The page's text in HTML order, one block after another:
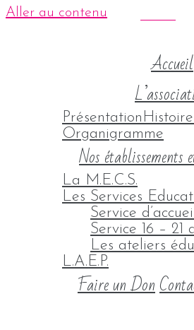
Aller au contenu
Accueil
Présentation
Organigramme
Nos établissements
La M.E.C.S.
Les Services
Service
Service 16 – 21
Les ateliers
L.A.E.P.
Faire un Don